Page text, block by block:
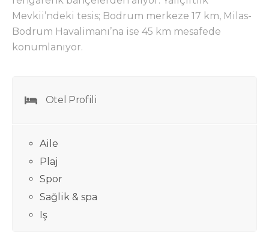
Mevkii’ndeki tesis; Bodrum merkeze 17 km, Milas-
Bodrum Havalimanı’na ise 45 km mesafede
konumlanıyor.
Otel Profili
Aile
Plaj
Spor
Sağlik & spa
Iş